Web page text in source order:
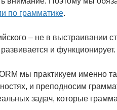
по грамматике.
– не в выстраивании
и функционирует.
мы практикуем именно
и преподносим
задач, которые